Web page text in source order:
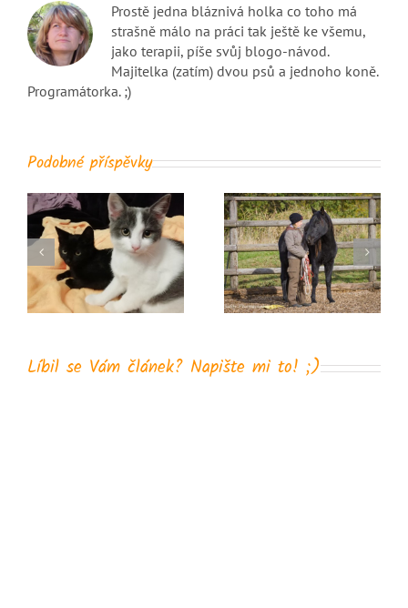
Prostě jedna bláznivá holka co toho má
strašně málo na práci tak ještě ke všemu,
jako terapii, píše svůj blogo-návod.
Majitelka (zatím) dvou psů a jednoho koně.
Programátorka. ;)
Podobné příspěvky
Jako první
polibek Třináctka
Líbil se Vám článek? Napište mi to! ;)